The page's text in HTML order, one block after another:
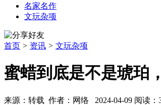
名家名作
文玩杂项
首页 > 资讯 > 文玩杂项
蜜蜡到底是不是琥珀
来源：转载 作者：网络 2024-04-09 阅读：